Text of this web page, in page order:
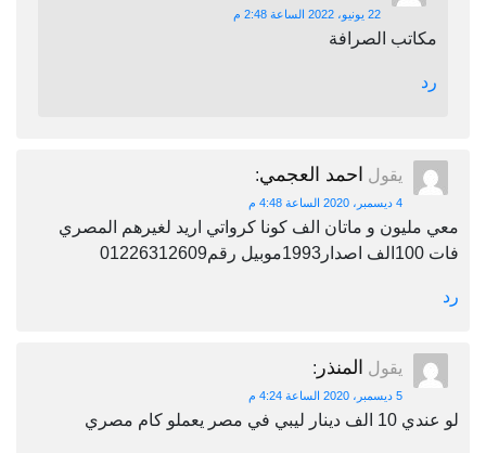
22 يونيو، 2022 الساعة 2:48 م
مكاتب الصرافة
رد
يقول احمد العجمي:
4 ديسمبر، 2020 الساعة 4:48 م
معي مليون و ماتان الف كونا كرواتي اريد لغيرهم المصري
فات 100الف اصدار1993موبيل رقم01226312609
رد
يقول المنذر :
5 ديسمبر، 2020 الساعة 4:24 م
لو عندي 10 الف دينار ليبي في مصر يعملو كام مصري